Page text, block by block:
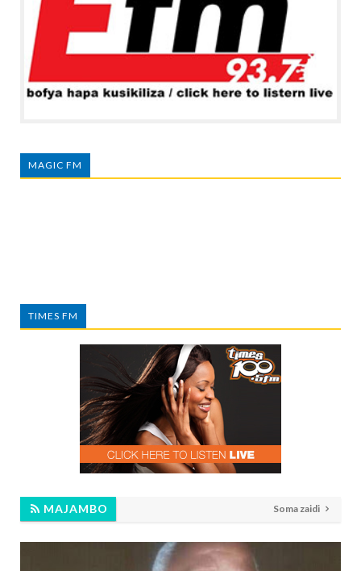
MAGIC FM
TIMES FM
MAJAMBO Soma zaidi